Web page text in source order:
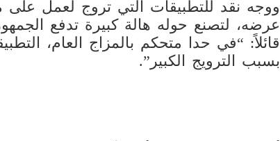
ووجه نقد للتطبيقات التي تروج لعمل على
عرضه، لتصنع حوله هالة كبيرة تدفع
قائلاً: “في حدا متحكم بالمزاج العام،
بسبب الترويج الكبير”.